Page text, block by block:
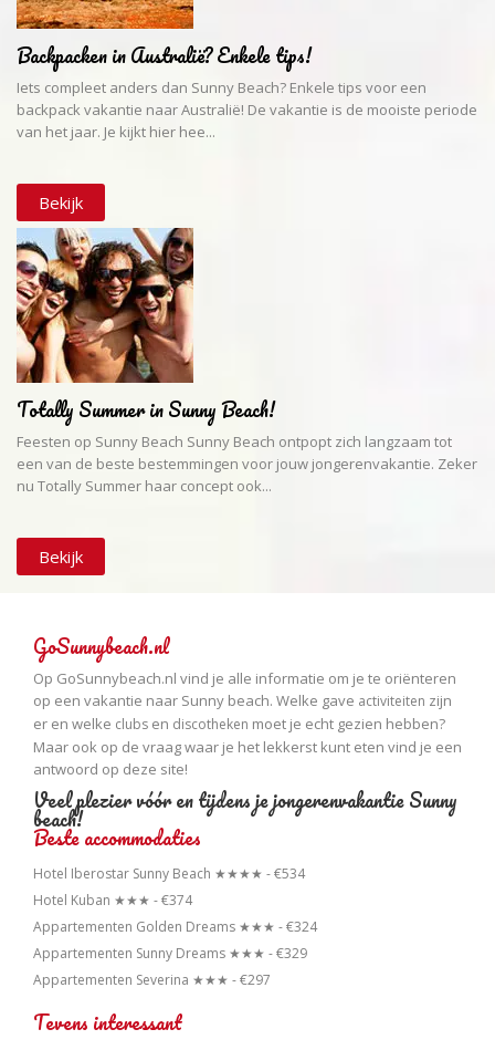
Backpacken in Australië? Enkele tips!
Iets compleet anders dan Sunny Beach? Enkele tips voor een
backpack vakantie naar Australië! De vakantie is de mooiste periode
van het jaar. Je kijkt hier hee...
Bekijk
Totally Summer in Sunny Beach!
Feesten op Sunny Beach Sunny Beach ontpopt zich langzaam tot
een van de beste bestemmingen voor jouw jongerenvakantie. Zeker
nu Totally Summer haar concept ook...
Bekijk
GoSunnybeach.nl
Op GoSunnybeach.nl vind je alle informatie om je te oriënteren
op een vakantie naar Sunny beach. Welke gave activiteiten zijn
er en welke clubs en discotheken moet je echt gezien hebben?
Maar ook op de vraag waar je het lekkerst kunt eten vind je een
antwoord op deze site!
Veel plezier vóór en tijdens je jongerenvakantie Sunny
beach!
Beste accommodaties
Hotel Iberostar Sunny Beach ★★★★ - €534
Hotel Kuban ★★★ - €374
Appartementen Golden Dreams ★★★ - €324
Appartementen Sunny Dreams ★★★ - €329
Appartementen Severina ★★★ - €297
Tevens interessant